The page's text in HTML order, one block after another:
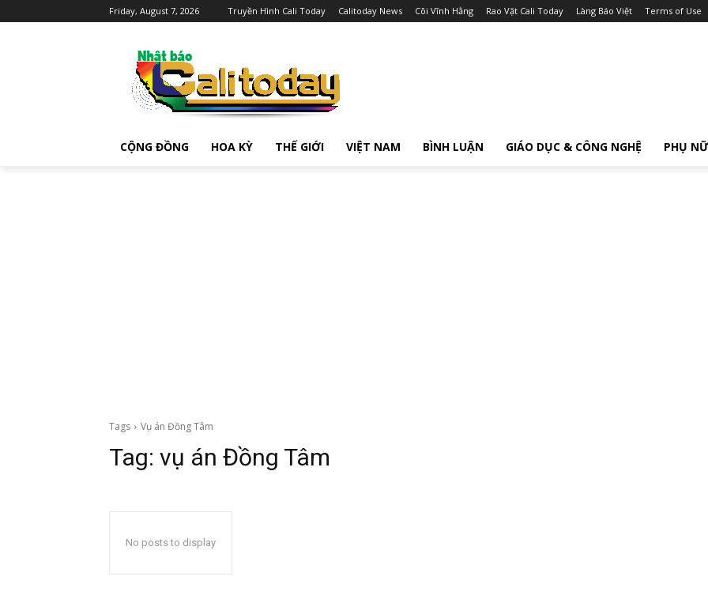
Friday, August 7, 2026 Truyền Hình Cali Today Calitoday News Cõi Vĩnh Hằng Rao Vặt Cali Today Làng Báo Việt Terms of Use
CỘNG ĐỒNG HOA KỲ THẾ GIỚI VIỆT NAM BÌNH LUẬN GIÁO DỤC & CÔNG NGHỆ PHỤ NỮ
Tags Vụ án Đồng Tâm
Tag: vụ án Đồng Tâm
No posts to display